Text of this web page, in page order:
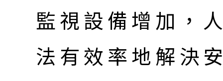
監視設備增加，
法有效率地解決